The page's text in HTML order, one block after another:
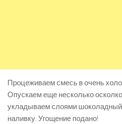
Процеживаем смесь в очень
Опускаем еще несколько
укладываем слоями
наливку. Угощение подано!